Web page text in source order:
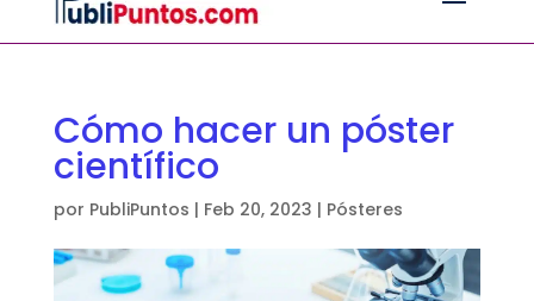
Cómo hacer un póster
científico
por PubliPuntos | Feb 20, 2023 | Pósteres